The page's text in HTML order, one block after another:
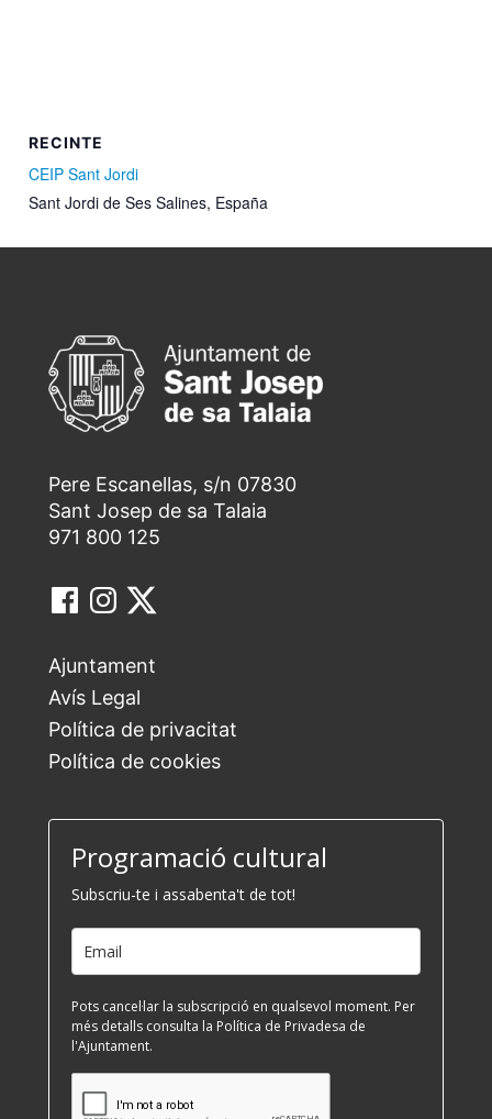
RECINTE
CEIP Sant Jordi
Sant Jordi de Ses Salines, España
Pere Escanellas, s/n 07830
Sant Josep de sa Talaia
971 800 125
Ajuntament
Avís Legal
Política de privacitat
Política de cookies
Programació cultural
Subscriu-te i assabenta't de tot!
Pots cancel·lar la subscripció en qualsevol moment. Per
més detalls consulta la Política de Privadesa de
l'Ajuntament.